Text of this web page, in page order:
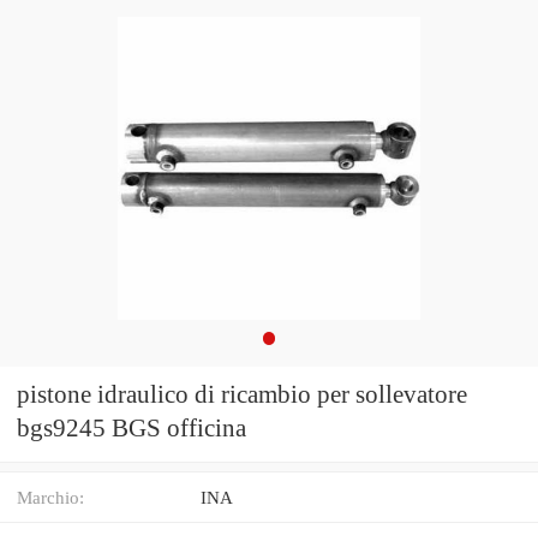
pistone idraulico di ricambio per sollevatore
bgs9245 BGS officina
Marchio: INA